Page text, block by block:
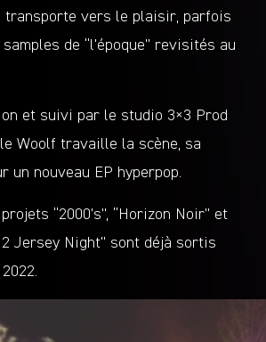
transporte vers le plaisir, parfois
de “l’époque” revisités au
et suivi par le studio 3×3 Prod
le Woolf travaille la scène, sa
un nouveau EP hyperpop.
“2000’s”, “Horizon Noir” et
2 Jersey Night” sont déjà sortis